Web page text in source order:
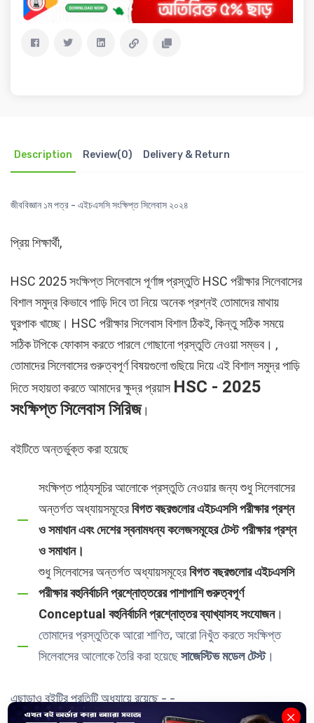
Description Review(0) Delivery & Return
জীববিজ্ঞান ১ম পত্র - এইচএসসি সংক্ষিপ্ত সিলেবাস ২০২৪
প্রিয় শিক্ষার্থী,
HSC 2025 সংক্ষিপ্ত সিলেবাসে পূর্ণাঙ্গ প্রস্তুতি HSC পরীক্ষার সিলেবাসের
বিশাল সমুদ্র কিভাবে পাড়ি দিবে তা নিয়ে অনেক প্রশ্নই তোমাদের মাথায়
ঘুরপাক খাচ্ছে। HSC পরীক্ষার সিলেবাস বিশাল ঠিকই, কিন্তু সঠিক সময়ে
সঠিক টপিকে ফোকাস করতে পারলে গোছানো প্রস্তুতি নেওয়া সম্ভব। ,
তোমাদের সিলেবাসের গুরুত্বপূর্ণ বিষয়গুলো গুছিয়ে দিয়ে এই বিশাল সমুদ্র পাড়ি
দিতে সহায়তা করতে আমাদের ক্ষুদ্র প্রয়াস HSC - 2025
সংক্ষিপ্ত সিলেবাস সিরিজ।
বইটিতে অন্তর্ভুক্ত করা হয়েছে
সংক্ষিপ্ত পাঠ্যসূচির আলোকে প্রস্তুতি নেওয়ার জন্য শুধু সিলেবাসের
অন্তর্গত অধ্যায়সমূহেরবিগত বছরগুলোর এইচএসসি পরীক্ষার প্রশ্ন
ও সমাধান এবং দেশের স্বনামধন্য কলেজসমূহের টেস্ট পরীক্ষার প্রশ্ন
ও সমাধান।
শুধু সিলেবাসের অন্তর্গত অধ্যায়সমূহেরবিগত বছরগুলোর এইচএসসি
পরীক্ষার বহুনির্বাচনি প্রশ্নোত্তরের পাশাপাশি গুরুত্বপূর্ণ
Conceptual বহুনির্বাচনি প্রশ্নোত্তর ব্যাখ্যাসহ সংযোজন।
তোমাদের প্রস্তুতিকে আরো শাণিত, আরো নিখুঁত করতে সংক্ষিপ্ত
সিলেবাসের আলোকে তৈরি করা হয়েছেসাজেস্টিভ মডেল টেস্ট।
এছাড়াও বইটির প্রতিটি অধ্যায়ে রয়েছে- -